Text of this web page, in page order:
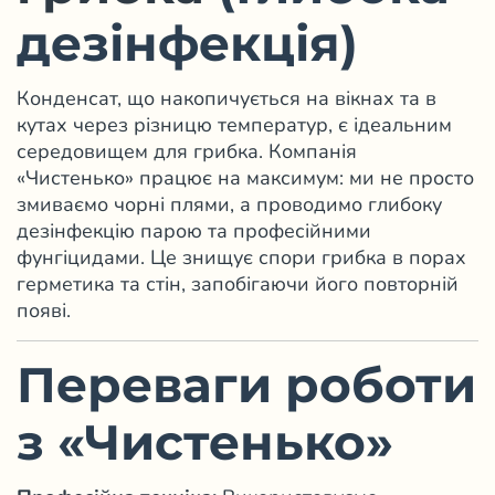
дезінфекція)
Конденсат, що накопичується на вікнах та в
кутах через різницю температур, є ідеальним
середовищем для грибка. Компанія
«Чистенько» працює на максимум: ми не просто
змиваємо чорні плями, а проводимо глибоку
дезінфекцію парою та професійними
фунгіцидами. Це знищує спори грибка в порах
герметика та стін, запобігаючи його повторній
появі.
Переваги роботи
з «Чистенько»